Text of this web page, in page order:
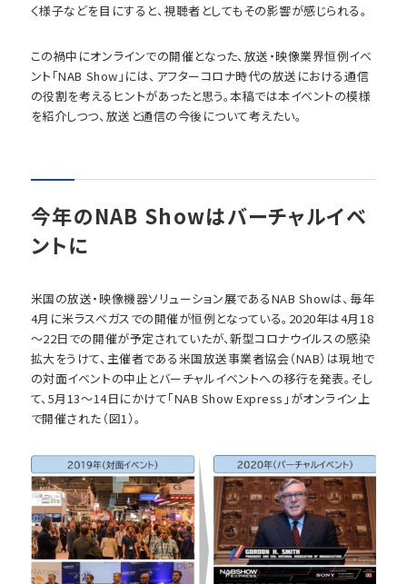
く様子などを目にすると、視聴者としてもその影響が感じられる。
この禍中にオンラインでの開催となった、放送・映像業界恒例イベ
ント「NAB Show」には、アフターコロナ時代の放送における通信
の役割を考えるヒントがあったと思う。本稿では本イベントの模様
を紹介しつつ、放送と通信の今後について考えたい。
今年のNAB Showはバーチャルイベ
ントに
米国の放送・映像機器ソリューション展であるNAB Showは、毎年
4月に米ラスベガスでの開催が恒例となっている。2020年は4月18
～22日での開催が予定されていたが、新型コロナウイルスの感染
拡大をうけて、主催者である米国放送事業者協会（NAB）は現地で
の対面イベントの中止とバーチャルイベントへの移行を発表。そし
て、5月13～14日にかけて「NAB Show Express」がオンライン上
で開催された（図1）。